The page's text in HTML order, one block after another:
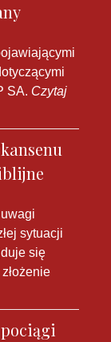
SA. Czytaj
sytuacji
się